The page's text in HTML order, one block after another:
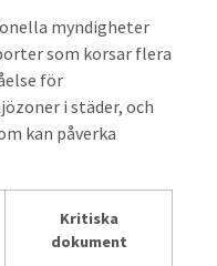
myndigheter
som korsar flera
för
i städer, och
kan påverka
Kritiska
dokument